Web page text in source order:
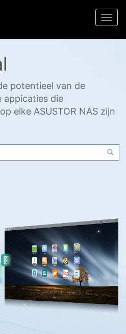
potentieel van de
appicaties die
elke ASUSTOR NAS zijn